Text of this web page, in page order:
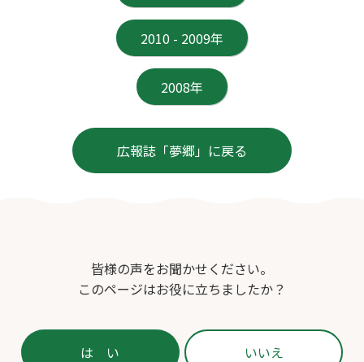
2010 - 2009年
2008年
広報誌「夢郷」に戻る
皆様の声をお聞かせください。
このページはお役に立ちましたか？